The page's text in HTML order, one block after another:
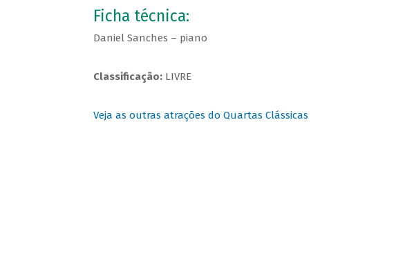
Ficha técnica:
Daniel Sanches – piano
Classificação:LIVRE
Veja as outras atrações do Quartas Clássicas